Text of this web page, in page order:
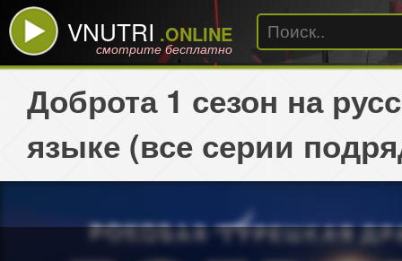
VNUTRI .ONLINE
смотрите бесплатно
Доброта 1 сезон на
языке (все серии